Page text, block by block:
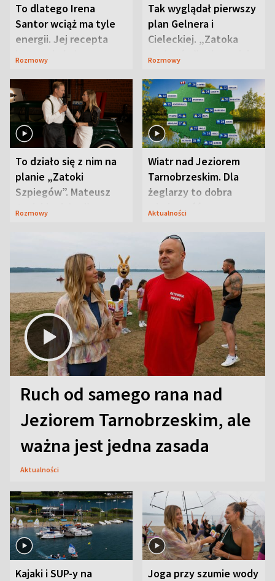
To dlatego Irena
Santor wciąż ma tyle
energii. Jej recepta
jest zaskakująco
Rozmowy
Tak wyglądał pierwszy
plan Gelnera i
Cieleckiej. „Zatoka
szpiegów” od razu ich
Rozmowy
To działo się z nim na
planie „Zatoki
Szpiegów”. Mateusz
Janicki odsłonił
Rozmowy
Wiatr nad Jeziorem
Tarnobrzeskim. Dla
żeglarzy to dobra
wiadomość
Aktualności
Ruch od samego rana nad
Jeziorem Tarnobrzeskim, ale
ważna jest jedna zasada
Aktualności
Kajaki i SUP-y na
Joga przy szumie wody